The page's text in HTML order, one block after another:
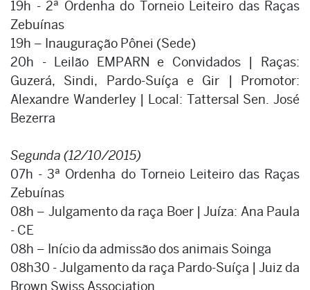
19h - 2ª Ordenha do Torneio Leiteiro das Raças
Zebuínas
19h – Inauguração Pônei (Sede)
20h - Leilão EMPARN e Convidados | Raças:
Guzerá, Sindi, Pardo-Suíça e Gir | Promotor:
Alexandre Wanderley | Local: Tattersal Sen. José
Bezerra
Segunda (12/10/2015)
07h - 3ª Ordenha do Torneio Leiteiro das Raças
Zebuínas
08h – Julgamento da raça Boer | Juíza: Ana Paula
- CE
08h – Início da admissão dos animais Soinga
08h30 - Julgamento da raça Pardo-Suíça | Juiz da
Brown Swiss Association